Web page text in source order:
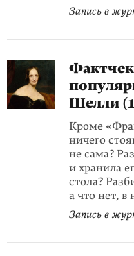
Запись в
Шелли
Кроме
ничего
не сама?
и хранила
стола?
а что нет, в
Запись в